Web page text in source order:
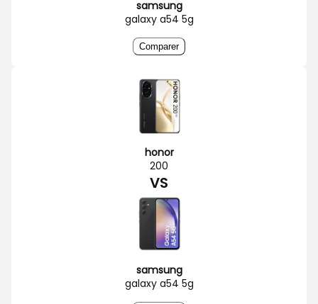
samsung
galaxy a54 5g
Comparer
honor
200
VS
samsung
galaxy a54 5g